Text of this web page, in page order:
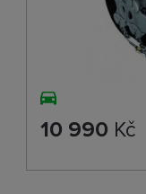
10 990 Kč